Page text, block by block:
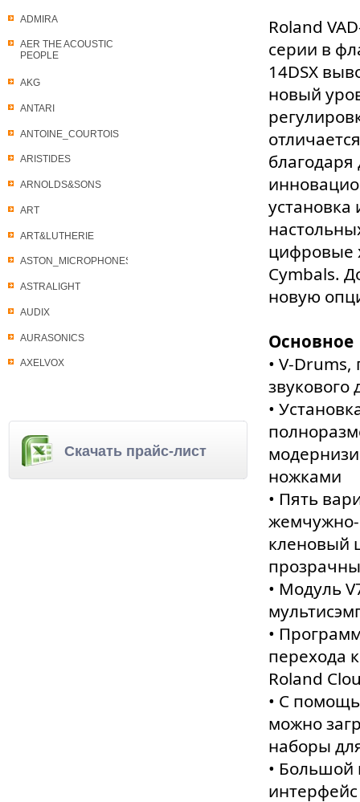
ADMIRA
AER THE ACOUSTIC
PEOPLE
AKG
ANTARI
ANTOINE_COURTOIS
ARISTIDES
ARNOLDS&SONS
ART
ART&LUTHERIE
ASTON_MICROPHONES
ASTRALIGHT
AUDIX
AURASONICS
AXELVOX
Скачать прайс-лист
Roland
серии в
14DSX
новый
установка
цифровые
Cymbals.
новую
Основное
• V-
•
ножками
• Пять
жемчужно-
кленовый
• Модуль
•
перехода
Roland
• С
можно
наборы
• Большой